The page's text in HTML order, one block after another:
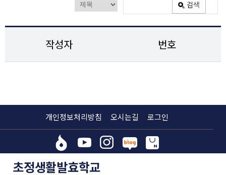
작성자 번호
개인정보처리방침 오시는길 로그인
초정생활발효학교